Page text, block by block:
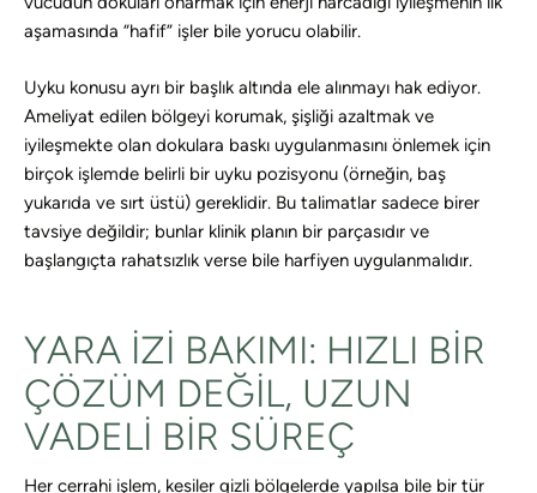
aşamasında “hafif” işler bile yorucu olabilir.
Uyku konusu ayrı bir başlık altında ele alınmayı hak ediyor.
Ameliyat edilen bölgeyi korumak, şişliği azaltmak ve
iyileşmekte olan dokulara baskı uygulanmasını önlemek için
birçok işlemde belirli bir uyku pozisyonu (örneğin, baş
yukarıda ve sırt üstü) gereklidir. Bu talimatlar sadece birer
tavsiye değildir; bunlar klinik planın bir parçasıdır ve
başlangıçta rahatsızlık verse bile harfiyen uygulanmalıdır.
YARA IZI BAKIMI: HIZLI BIR
ÇÖZÜM DEĞIL, UZUN
VADELI BIR SÜREÇ
Her cerrahi işlem, kesiler gizli bölgelerde yapılsa bile bir tür